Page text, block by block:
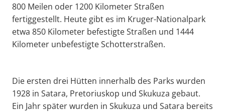
800 Meilen oder 1200 Kilometer Straßen
fertiggestellt. Heute gibt es im Kruger-Nationalpark
etwa 850 Kilometer befestigte Straßen und 1444
Kilometer unbefestigte Schotterstraßen.
Die ersten drei Hütten innerhalb des Parks wurden
1928 in Satara, Pretoriuskop und Skukuza gebaut.
Ein Jahr später wurden in Skukuza und Satara bereits